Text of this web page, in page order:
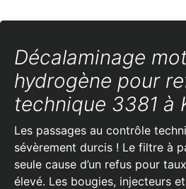
Décalaminage
hydrogène pour
technique 3381 à
Les passages au contrôle
sévèrement durcis ! Le filtre à
seule cause d’un refus pour
élevé. Les bougies, injecteurs